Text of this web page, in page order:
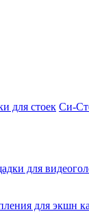
для стоек Си-
для
для экшн